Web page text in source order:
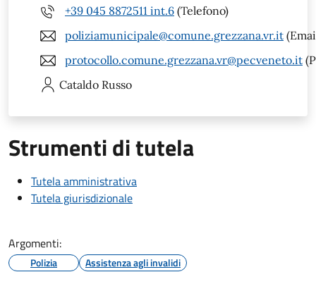
+39 045 8872511 int.6 (Telefono)
poliziamunicipale@comune.grezzana.vr.it
protocollo.comune.grezzana.vr@pecveneto.it
Cataldo Russo
Strumenti di tutela
Tutela amministrativa
Tutela giurisdizionale
Argomenti:
Polizia Assistenza agli invalidi